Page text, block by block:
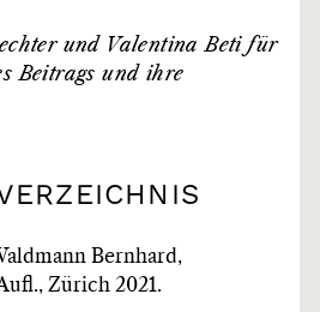
und Valentina Beti für
Beitrags und ihre
Bernhard,
Zürich 2021.